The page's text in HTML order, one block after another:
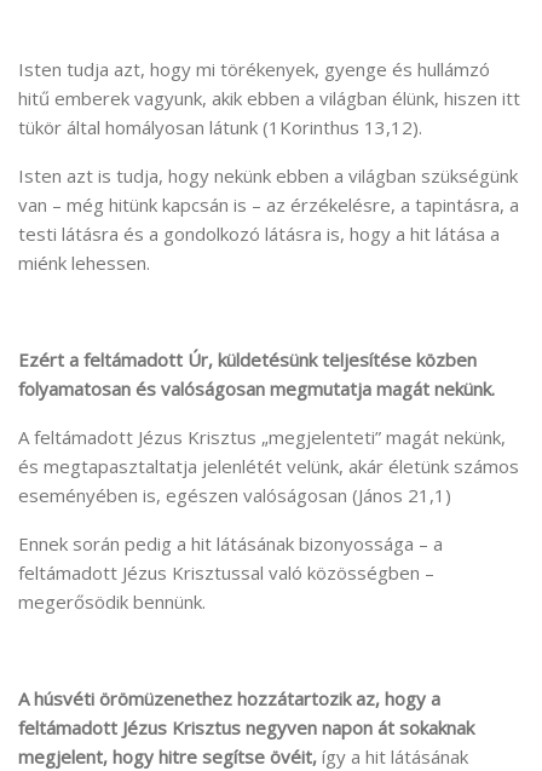
Isten tudja azt, hogy mi törékenyek, gyenge és hullámzó
hitű emberek vagyunk, akik ebben a világban élünk, hiszen itt
tükör által homályosan látunk (1Korinthus 13,12).
Isten azt is tudja, hogy nekünk ebben a világban szükségünk
van – még hitünk kapcsán is – az érzékelésre, a tapintásra, a
testi látásra és a gondolkozó látásra is, hogy a hit látása a
miénk lehessen.
Ezért a feltámadott Úr, küldetésünk teljesítése közben
folyamatosan és valóságosan megmutatja magát nekünk.
A feltámadott Jézus Krisztus „megjelenteti” magát nekünk,
és megtapasztaltatja jelenlétét velünk, akár életünk számos
eseményében is, egészen valóságosan (János 21,1)
Ennek során pedig a hit látásának bizonyossága – a
feltámadott Jézus Krisztussal való közösségben –
megerősödik bennünk.
A húsvéti örömüzenethez hozzátartozik az, hogy a
feltámadott Jézus Krisztus negyven napon át sokaknak
megjelent, hogy hitre segítse övéit, így a hit látásának